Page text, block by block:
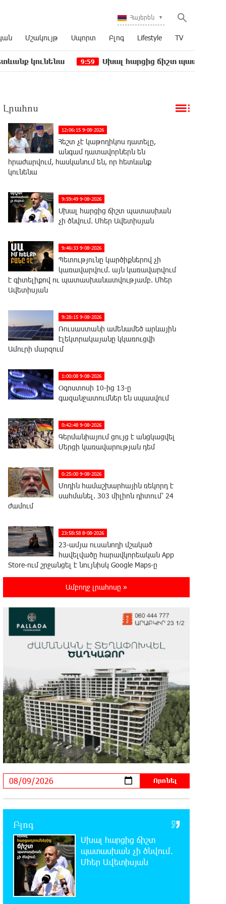
Հայերեն
Մշակույթ Սպորտ Բլոգ Lifestyle TV
9:59 Սխալ հարցից ճիշտ պատասխան չի ծնվում.
Լրահոս
12:06:15 9-08-2026
Հեշտ չէ կաթողիկոս դատելը,
անգամ դատավորներն են
հրաժարվում, հասկանում են, որ հետևանք
կունենա
9:59:49 9-08-2026
Սխալ հարցից ճիշտ պատասխան
չի ծնվում. Մհեր Ավետիսյան
9:46:33 9-08-2026
Պետությունը կարծիքներով չի
կառավարվում. այն կառավարվում
է գիտելիքով ու պատասխանատվությամբ. Մհեր
Ավետիսյան
9:28:15 9-08-2026
Ռուսաստանի ամենամեծ արևային
էլեկտրակայանը կկառուցվի
Ամուրի մարզում
1:00:08 9-08-2026
Օգոստոսի 10-ից 13-ը
գազանջատումներ են սպասվում
0:42:48 9-08-2026
Գերմանիայում ցույց է անցկացվել
Մերցի կառավարության դեմ
0:25:00 9-08-2026
Մոդին համաշխարհային ռեկորդ է
սահմանել. 303 միլիոն դիտում՝ 24
ժամում
23:58:58 8-08-2026
23-ամյա ուսանողի մշակած
հավելվածը հարավկորեական App
Store-ում շրջանցել է նույնիսկ Google Maps-ը
23:39:22 8-08-2026
ոչնչացվել է ուկրաինական 360
անօդաչու թռչող սարք
23:20:45 8-08-2026
ին, 14-ին, 17-ին, 18-ին և 20-ին
հարյուրավոր հասցեներում լույս չի լինելու
23:01:57 8-08-2026
Ողբերգական դեպք՝ Երևանում․
Կիևյան կամրջի տակ
հայտնաբերվել է տղամարդու մարմին
Ադրբեջանի Սարով գյուղում տանը
18-ամյա աղջկա դի է
հայտնաբերվել
Հայհիդրոմետի տնօրենը գրել է
22:07:09 8-08-2026
Արտակարգ դեպք՝ Երևանում․
կոտրել են «Հույս բոլոր մարդկանց»
Ամբողջ լրահոսը »
Բլոգ
Սխալ հարցից ճիշտ
պատասխան չի ծնվում.
Մհեր Ավետիսյան